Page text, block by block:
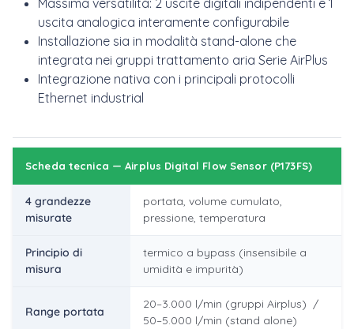
Massima versatilità: 2 uscite digitali indipendenti e 1
uscita analogica interamente configurabile
Installazione sia in modalità stand-alone che
integrata nei gruppi trattamento aria Serie AirPlus
Integrazione nativa con i principali protocolli
Ethernet industrial
Scheda tecnica — Airplus Digital Flow Sensor (P173FS)
4 grandezze
misurate
portata, volume cumulato,
pressione, temperatura
Principio di
misura
termico a bypass (insensibile a
umidità e impurità)
Range portata
20–3.000 l/min (gruppi Airplus) /
50–5.000 l/min (stand alone)